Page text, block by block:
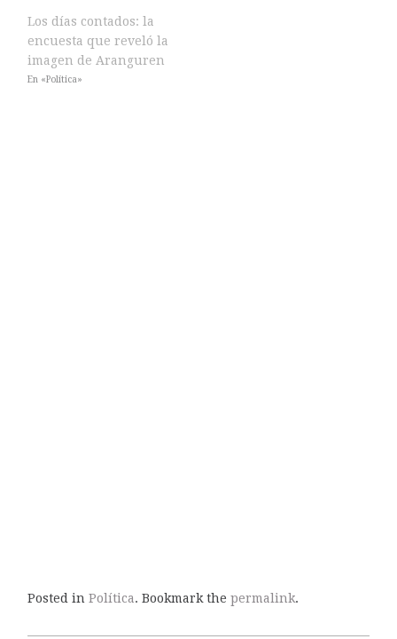
Los días contados: la
encuesta que reveló la
imagen de Aranguren
En «Política»
Posted in Política. Bookmark the permalink.